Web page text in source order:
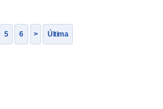
5 6 > Última